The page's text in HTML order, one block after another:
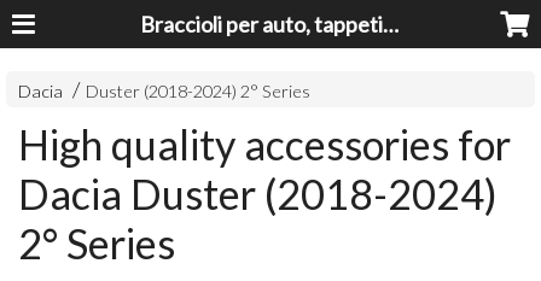
Braccioli per auto, tappeti auto, accessori auto MADE IN ITALY - Armrests, Mittelarmlehnen, Accoundoirs
Dacia Duster (2018-2024) 2° Series
High quality accessories for
Dacia Duster (2018-2024)
2° Series